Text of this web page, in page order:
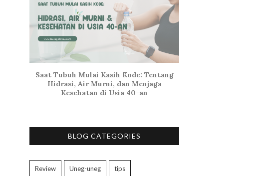
Saat Tubuh Mulai Kasih Kode: Tentang
Hidrasi, Air Murni, dan Menjaga
Kesehatan di Usia 40-an
BLOG CATEGORIES
Review Uneg-uneg tips